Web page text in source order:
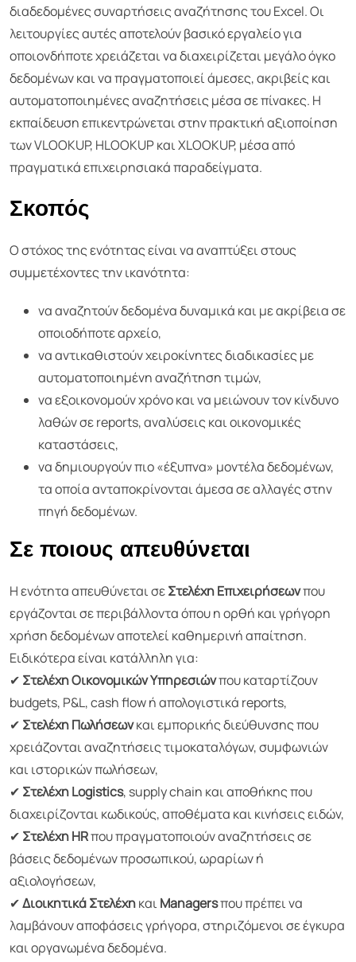
διαδεδομένες συναρτήσεις αναζήτησης του Excel. Οι
λειτουργίες αυτές αποτελούν βασικό εργαλείο για
οποιονδήποτε χρειάζεται να διαχειρίζεται μεγάλο όγκο
δεδομένων και να πραγματοποιεί άμεσες, ακριβείς και
αυτοματοποιημένες αναζητήσεις μέσα σε πίνακες. Η
εκπαίδευση επικεντρώνεται στην πρακτική αξιοποίηση
των VLOOKUP, HLOOKUP και XLOOKUP, μέσα από
πραγματικά επιχειρησιακά παραδείγματα.
Σκοπός
Ο στόχος της ενότητας είναι να αναπτύξει στους
συμμετέχοντες την ικανότητα:
να αναζητούν δεδομένα δυναμικά και με ακρίβεια σε
οποιοδήποτε αρχείο,
να αντικαθιστούν χειροκίνητες διαδικασίες με
αυτοματοποιημένη αναζήτηση τιμών,
να εξοικονομούν χρόνο και να μειώνουν τον κίνδυνο
λαθών σε reports, αναλύσεις και οικονομικές
καταστάσεις,
να δημιουργούν πιο «έξυπνα» μοντέλα δεδομένων,
τα οποία ανταποκρίνονται άμεσα σε αλλαγές στην
πηγή δεδομένων.
Σε ποιους απευθύνεται
Η ενότητα απευθύνεται σεΣτελέχη Επιχειρήσεωνπου
εργάζονται σε περιβάλλοντα όπου η ορθή και γρήγορη
χρήση δεδομένων αποτελεί καθημερινή απαίτηση.
Ειδικότερα είναι κατάλληλη για:
✔ Στελέχη Οικονομικών Υπηρεσιώνπου καταρτίζουν
budgets, P&L, cash flow ή απολογιστικά reports,
✔ Στελέχη Πωλήσεωνκαι εμπορικής διεύθυνσης που
χρειάζονται αναζητήσεις τιμοκαταλόγων, συμφωνιών
και ιστορικών πωλήσεων,
✔ Στελέχη Logistics, supply chain και αποθήκης που
διαχειρίζονται κωδικούς, αποθέματα και κινήσεις ειδών,
✔ Στελέχη HRπου πραγματοποιούν αναζητήσεις σε
βάσεις δεδομένων προσωπικού, ωραρίων ή
αξιολογήσεων,
✔Διοικητικά Στελέχηκαι Managersπου πρέπει να
λαμβάνουν αποφάσεις γρήγορα, στηριζόμενοι σε έγκυρα
και οργανωμένα δεδομένα.